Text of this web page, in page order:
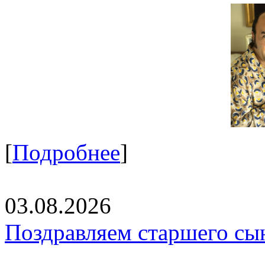
[Подробнее]
03.08.2026
Поздравляем старшего